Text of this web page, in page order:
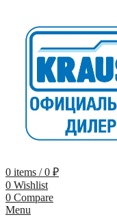
0 items / 0 ₽
0 Wishlist
0 Compare
Menu